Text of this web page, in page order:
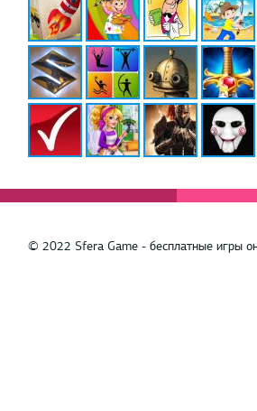
© 2022 Sfera Game - бесплатные игры